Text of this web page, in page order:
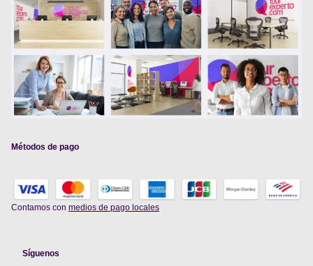
Métodos de pago
Contamos con medios de pago locales
Síguenos